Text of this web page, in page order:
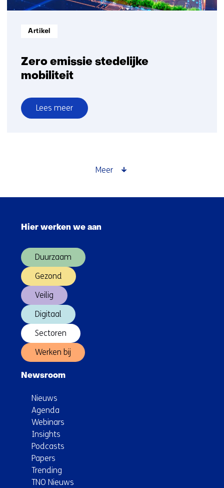
Zero emissie stedelijke
mobiliteit
Informatietype:
Artikel
Lees meer
over
Meer
Hier werken we aan
Duurzaam
Gezond
Veilig
Digitaal
Sectoren
Werken bij
Newsroom
Nieuws
Agenda
Webinars
Insights
Podcasts
Papers
Trending
TNO Nieuws